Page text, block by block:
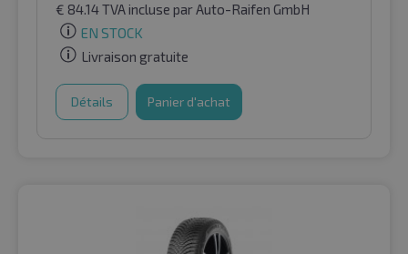
€ 84.14TVA incluse par Auto-Raifen GmbH
EN STOCK
Livraison gratuite
Détails Panier d'achat